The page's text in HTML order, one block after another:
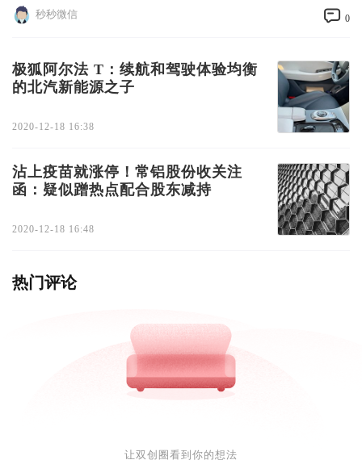
秒秒微信 0
极狐阿尔法 T：续航和驾驶体验均衡
的北汽新能源之子
2020-12-18 16:38
沾上疫苗就涨停！常铝股份收关注
函：疑似蹭热点配合股东减持
2020-12-18 16:48
热门评论
让双创圈看到你的想法